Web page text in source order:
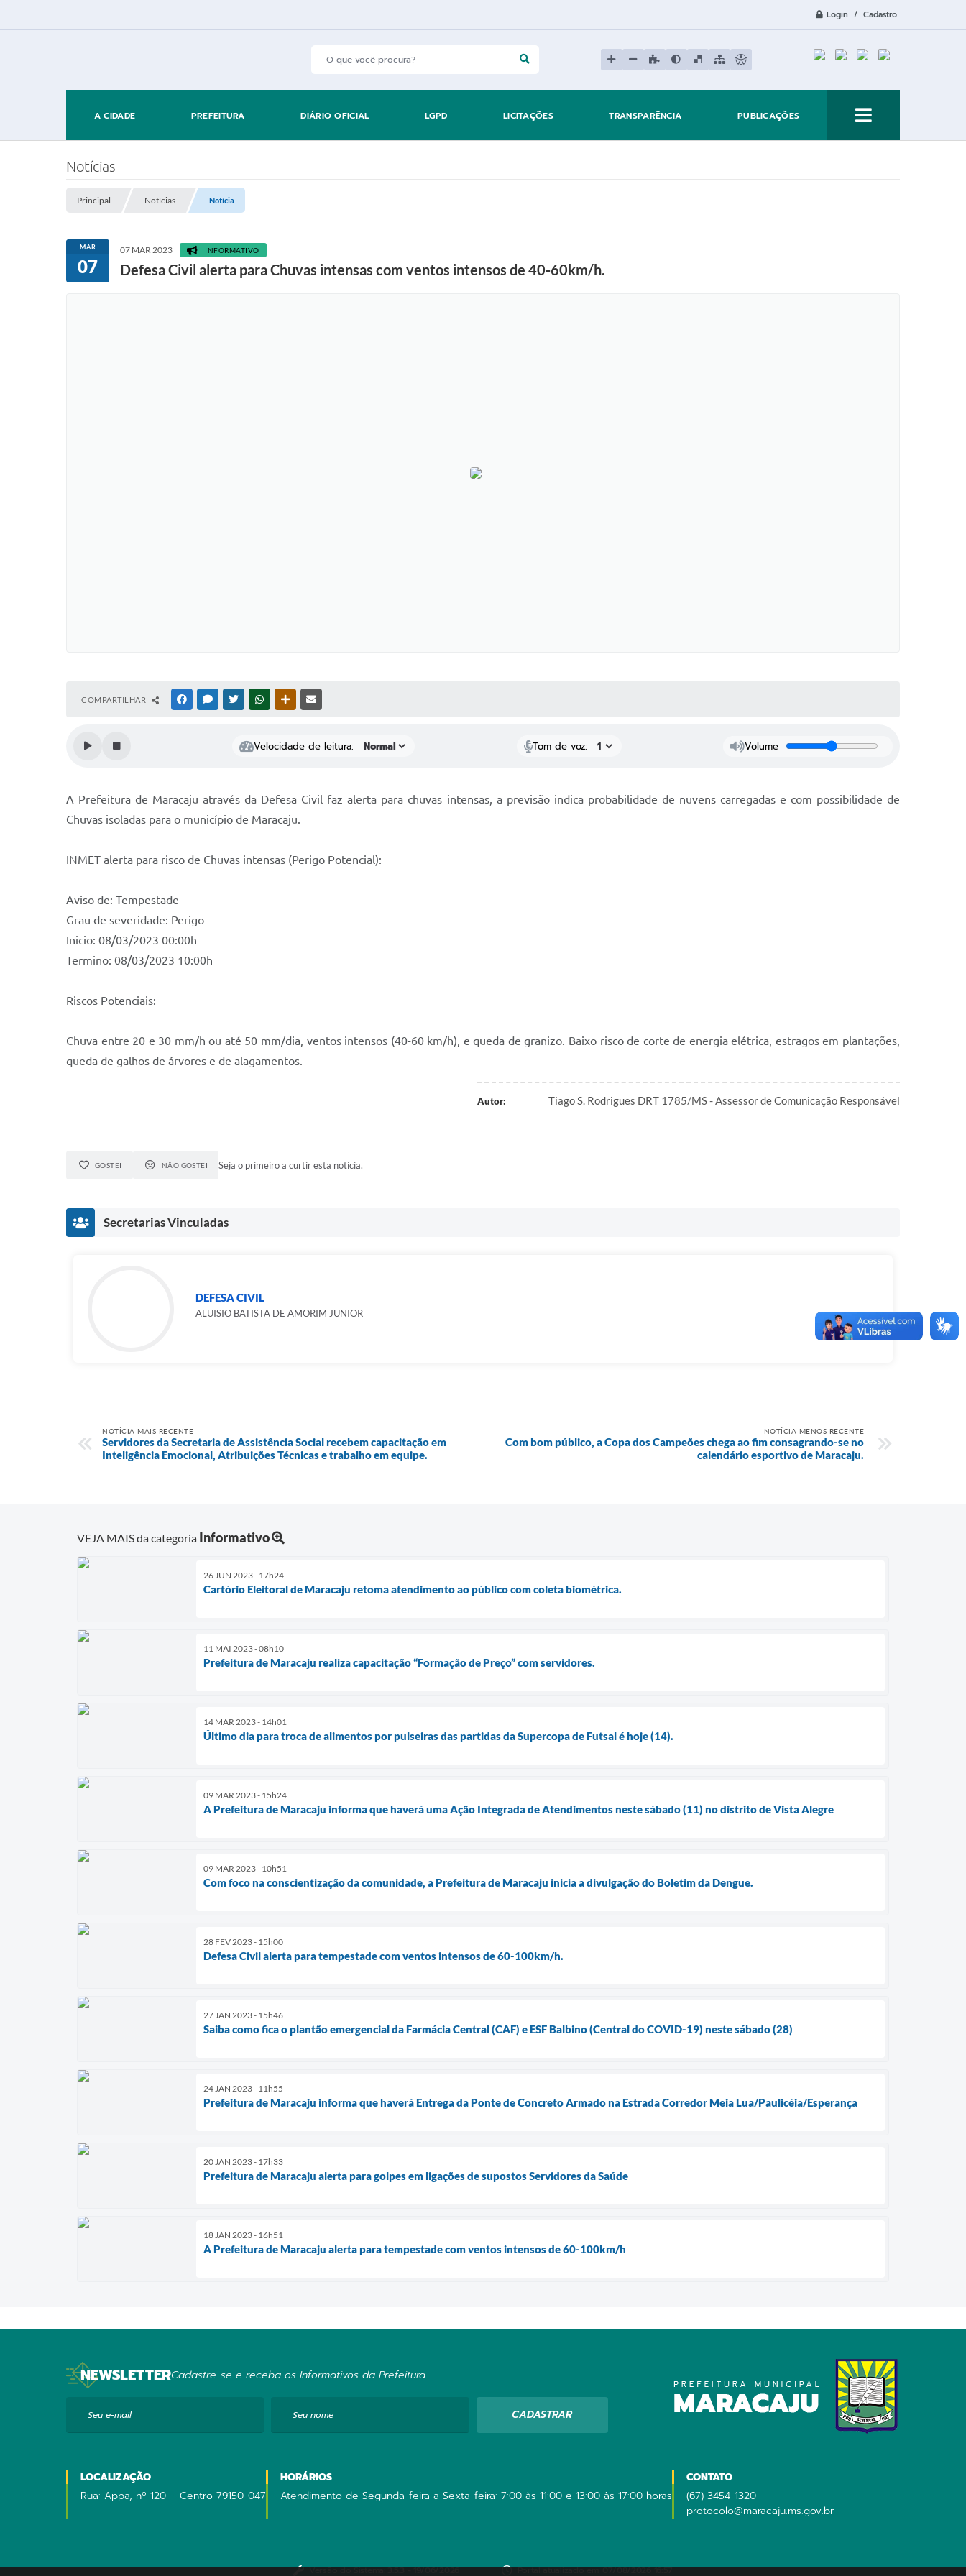
Login / Cadastro
A CIDADE PREFEITURA DIÁRIO OFICIAL LGPD LICITAÇÕES TRANSPARÊNCIA PUBLICAÇÕES
Notícias
Principal Notícias Notícia
MAR
07
07 MAR 2023 INFORMATIVO
Defesa Civil alerta para Chuvas intensas com ventos intensos de 40-60km/h.
COMPARTILHAR FACEBOOKMESSENGER
TWITTERWHATSAPPOUTRAS MÍDIAS
Velocidade de leitura: Tom de voz: Volume
A Prefeitura de Maracaju através da Defesa Civil faz alerta para chuvas intensas, a previsão indica probabilidade de nuvens carregadas e com possibilidade de
Chuvas isoladas para o município de Maracaju.
INMET alerta para risco de Chuvas intensas (Perigo Potencial):
Aviso de: Tempestade
Grau de severidade: Perigo
Inicio: 08/03/2023 00:00h
Termino: 08/03/2023 10:00h
Riscos Potenciais:
Chuva entre 20 e 30 mm/h ou até 50 mm/dia, ventos intensos (40-60 km/h), e queda de granizo. Baixo risco de corte de energia elétrica, estragos em plantações,
queda de galhos de árvores e de alagamentos.
Autor: Tiago S. Rodrigues DRT 1785/MS - Assessor de Comunicação Responsável
GOSTEI NÃO GOSTEI Seja o primeiro a curtir esta notícia.
Secretarias Vinculadas
DEFESA CIVIL
ALUISIO BATISTA DE AMORIM JUNIOR
NOTÍCIA MAIS RECENTE
Servidores da Secretaria de Assistência Social recebem capacitação em
Inteligência Emocional, Atribuições Técnicas e trabalho em equipe.
NOTÍCIA MENOS RECENTE
Com bom público, a Copa dos Campeões chega ao fim consagrando-se no
calendário esportivo de Maracaju.
VEJA MAIS da categoria Informativo
26 JUN 2023 - 17h24
Cartório Eleitoral de Maracaju retoma atendimento ao público com coleta biométrica.
11 MAI 2023 - 08h10
Prefeitura de Maracaju realiza capacitação “Formação de Preço” com servidores.
14 MAR 2023 - 14h01
Último dia para troca de alimentos por pulseiras das partidas da Supercopa de Futsal é hoje (14).
09 MAR 2023 - 15h24
A Prefeitura de Maracaju informa que haverá uma Ação Integrada de Atendimentos neste sábado (11) no distrito de Vista Alegre
09 MAR 2023 - 10h51
Com foco na conscientização da comunidade, a Prefeitura de Maracaju inicia a divulgação do Boletim da Dengue.
28 FEV 2023 - 15h00
Defesa Civil alerta para tempestade com ventos intensos de 60-100km/h.
27 JAN 2023 - 15h46
Saiba como fica o plantão emergencial da Farmácia Central (CAF) e ESF Balbino (Central do COVID-19) neste sábado (28)
24 JAN 2023 - 11h55
Prefeitura de Maracaju informa que haverá Entrega da Ponte de Concreto Armado na Estrada Corredor Meia Lua/Paulicéia/Esperança
20 JAN 2023 - 17h33
Prefeitura de Maracaju alerta para golpes em ligações de supostos Servidores da Saúde
18 JAN 2023 - 16h51
A Prefeitura de Maracaju alerta para tempestade com ventos intensos de 60-100km/h
NEWSLETTERCadastre-se e receba os Informativos da Prefeitura
Seu e-mail Seu nome CADASTRAR
LOCALIZAÇÃO
Rua: Appa, nº 120 – Centro 79150-047
HORÁRIOS
Atendimento de Segunda-feira a Sexta-feira: 7:00 às 11:00 e 13:00 às 17:00 horas
CONTATO
(67) 3454-1320
protocolo@maracaju.ms.gov.br
Versão do Sistema:3.5.3 - 19/06/2026 Portal atualizado em:07/08/2026 16:57